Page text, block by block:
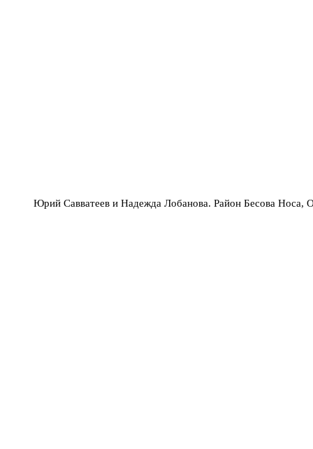
Юрий Савватеев и Надежда Лобанова. Район Бесова Носа,